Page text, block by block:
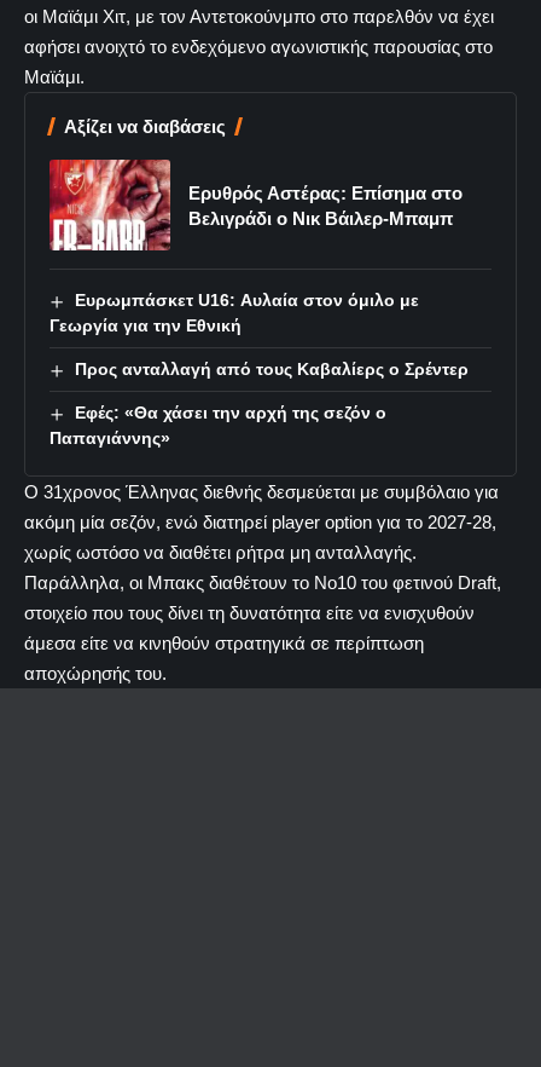
οι Μαϊάμι Χιτ, με τον Αντετοκούνμπο στο παρελθόν να έχει
αφήσει ανοιχτό το ενδεχόμενο αγωνιστικής παρουσίας στο
Μαϊάμι.
Αξίζει να διαβάσεις
Ερυθρός Αστέρας: Επίσημα στο
Βελιγράδι ο Νικ Βάιλερ-Μπαμπ
Ευρωμπάσκετ U16: Αυλαία στον όμιλο με
Γεωργία για την Εθνική
Προς ανταλλαγή από τους Καβαλίερς ο Σρέντερ
Εφές: «Θα χάσει την αρχή της σεζόν ο
Παπαγιάννης»
Ο 31χρονος Έλληνας διεθνής δεσμεύεται με συμβόλαιο για
ακόμη μία σεζόν, ενώ διατηρεί player option για το 2027-28,
χωρίς ωστόσο να διαθέτει ρήτρα μη ανταλλαγής.
Παράλληλα, οι Μπακς διαθέτουν το Νο10 του φετινού Draft,
στοιχείο που τους δίνει τη δυνατότητα είτε να ενισχυθούν
άμεσα είτε να κινηθούν στρατηγικά σε περίπτωση
αποχώρησής του.